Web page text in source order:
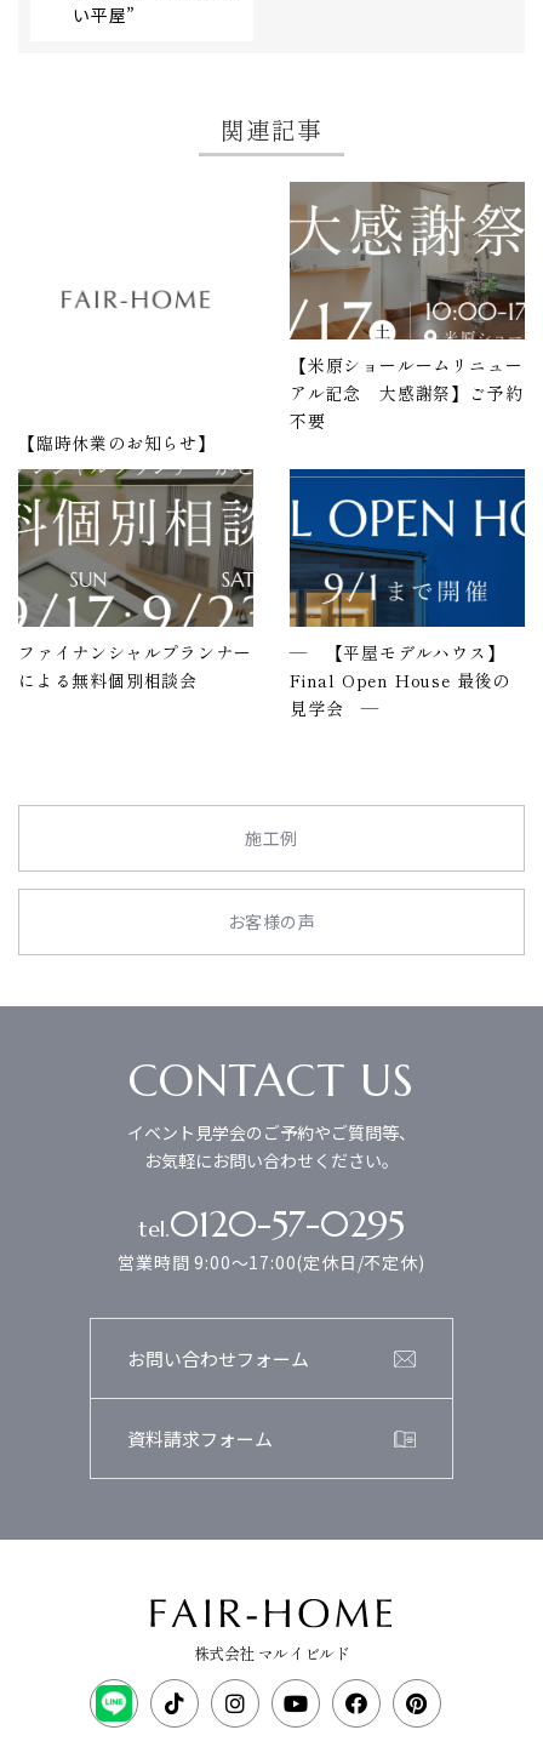
い平屋”
関連記事
【臨時休業のお知らせ】
【米原ショールームリニュー
アル記念 大感謝祭】ご予約
不要
ファイナンシャルプランナー
による無料個別相談会
― 【平屋モデルハウス】
Final Open House 最後の
見学会 ―
施工例
お客様の声
CONTACT US
イベント見学会のご予約やご質問等、
お気軽にお問い合わせください。
tel.0120-57-0295
営業時間 9:00～17:00(定休日/不定休)
お問い合わせフォーム
資料請求フォーム
株式会社 マルイビルド